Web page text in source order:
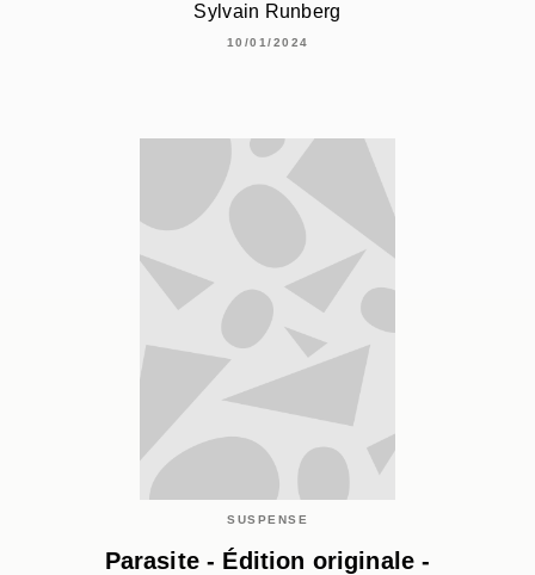
Sylvain Runberg
10/01/2024
SUSPENSE
Parasite - Édition originale -